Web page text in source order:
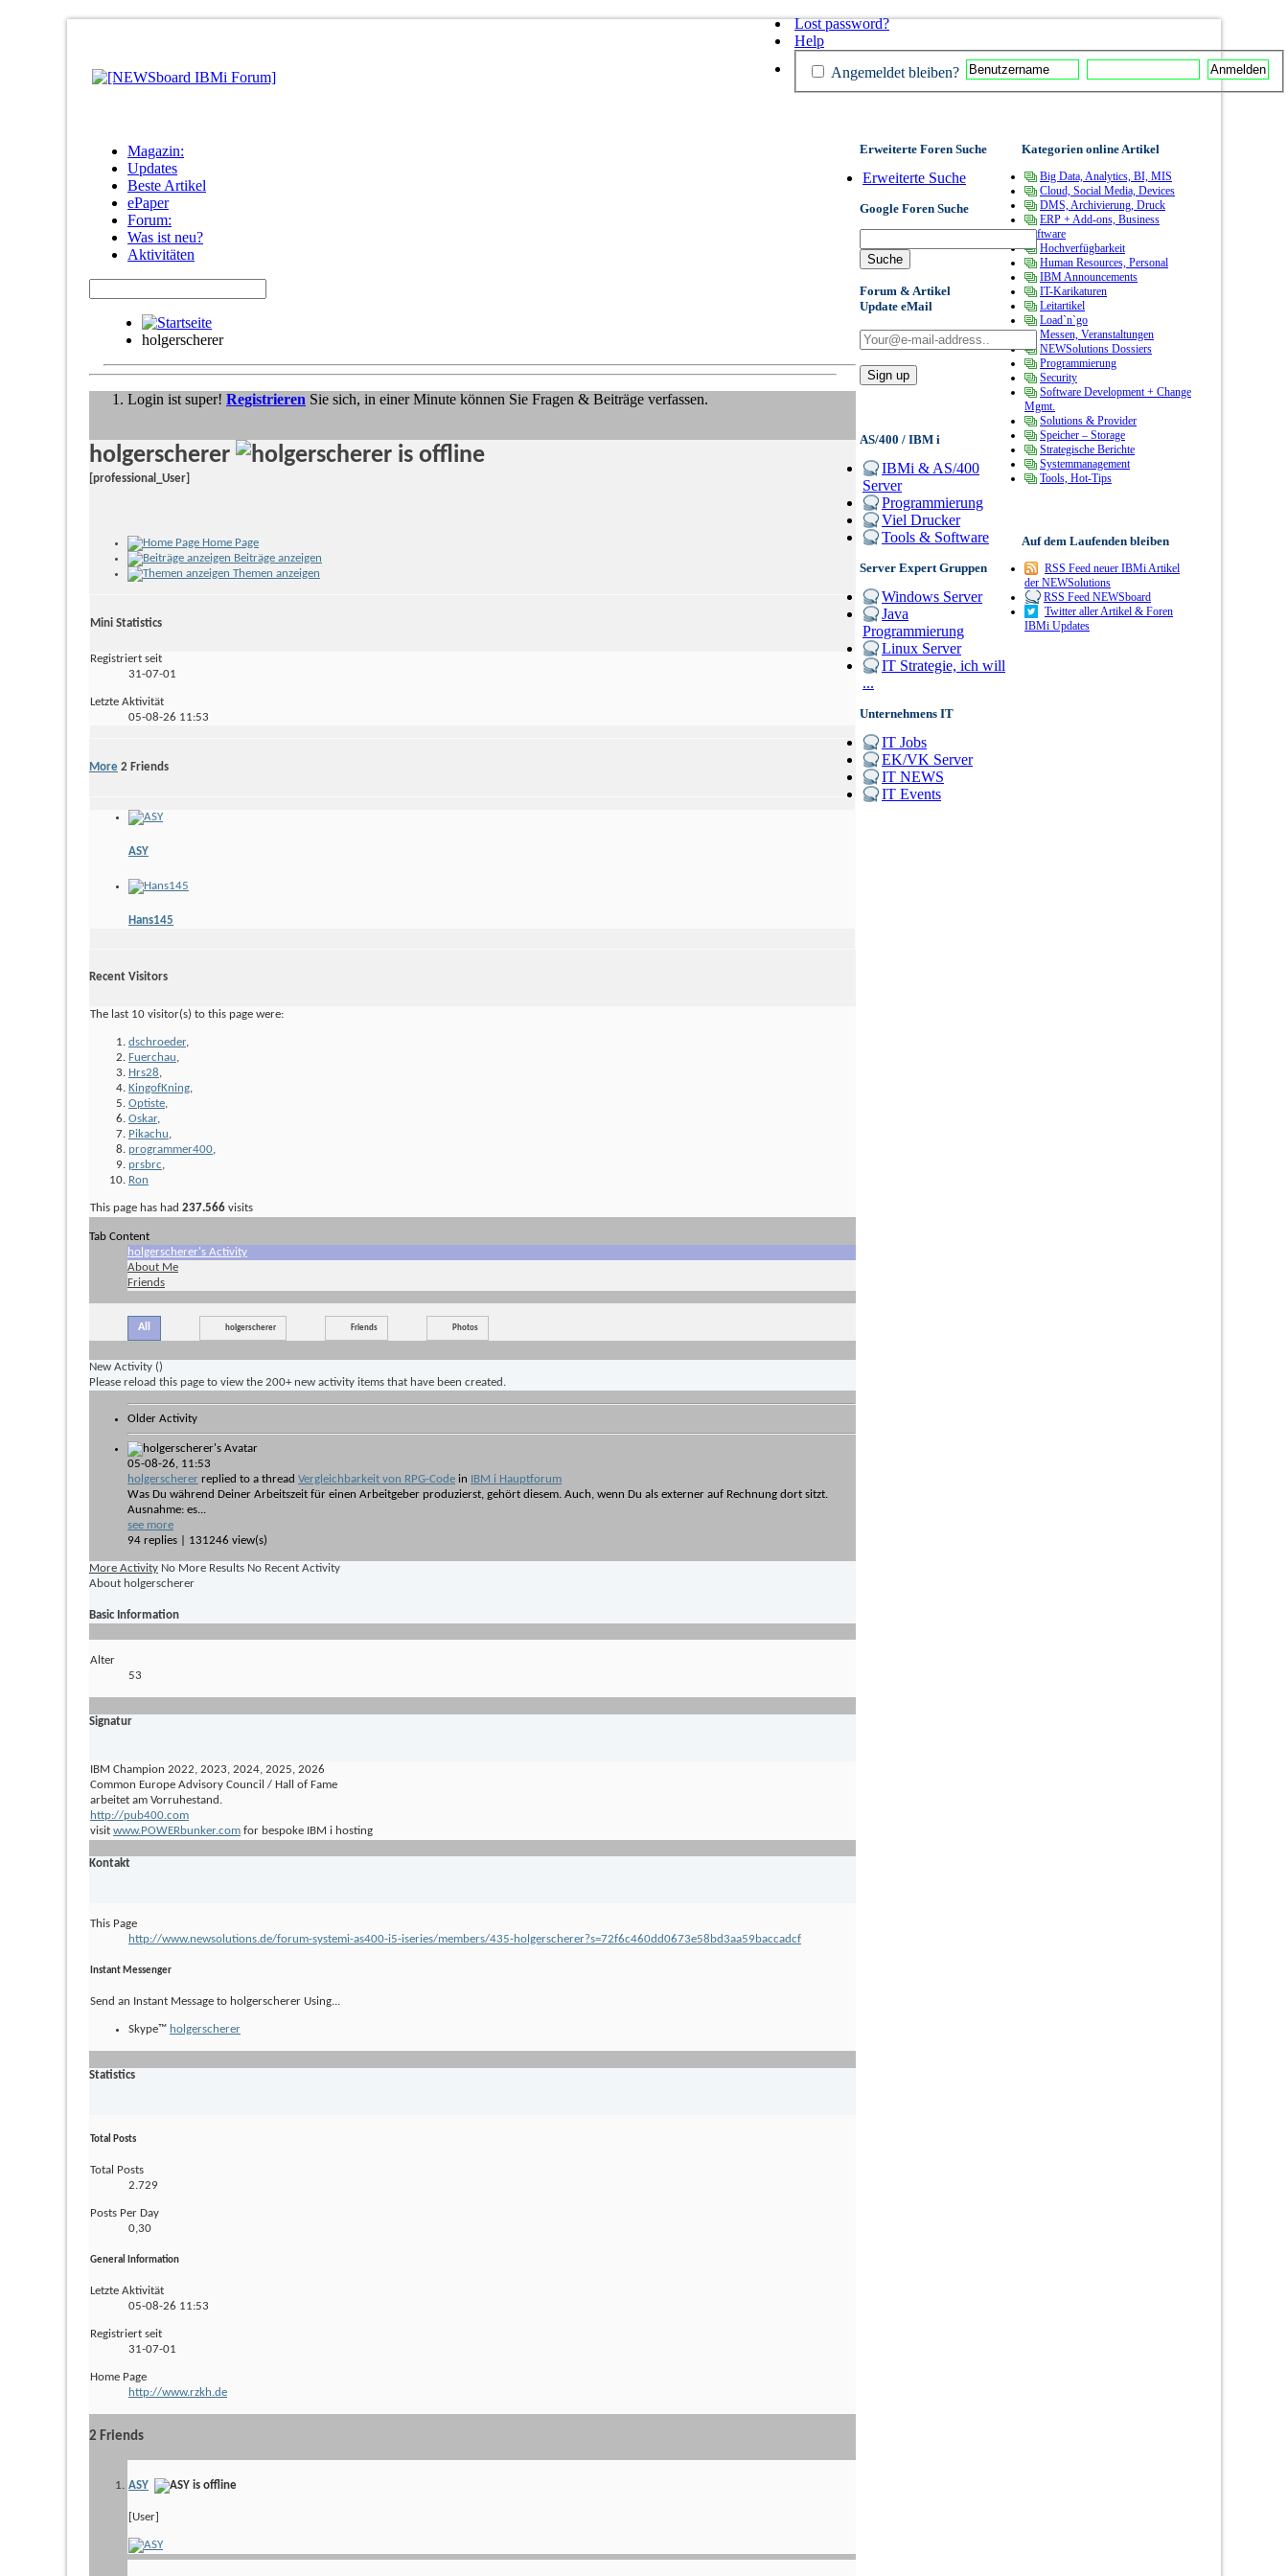
Magazin:
Updates
Beste Artikel
ePaper
Forum:
Was ist neu?
Aktivitäten
holgerscherer
Lost password?
Help
Angemeldet bleiben?
Login ist super! Registrieren Sie sich, in einer Minute können Sie Fragen & Beiträge verfassen.
holgerscherer
[professional_User]
Home Page
Beiträge anzeigen
Themen anzeigen
Mini Statistics
Registriert seit
31-07-01
Letzte Aktivität
05-08-26 11:53
More 2 Friends
ASY
Hans145
Recent Visitors
The last 10 visitor(s) to this page were:
dschroeder,
Fuerchau,
Hrs28,
KingofKning,
Optiste,
Oskar,
Pikachu,
programmer400,
prsbrc,
Ron
This page has had 237.566 visits
Tab Content
holgerscherer's Activity
About Me
Friends
All holgerscherer Friends Photos
New Activity ()
Please reload this page to view the 200+ new activity items that have been created.
Older Activity
05-08-26, 11:53
holgerscherer replied to a thread Vergleichbarkeit von RPG-Code in IBM i Hauptforum
Was Du während Deiner Arbeitszeit für einen Arbeitgeber produzierst, gehört diesem. Auch, wenn Du als externer auf Rechnung dort sitzt.
Ausnahme: es...
see more
94 replies | 131246 view(s)
More Activity No More Results No Recent Activity
About holgerscherer
Basic Information
Alter
53
Signatur
IBM Champion 2022, 2023, 2024, 2025, 2026
Common Europe Advisory Council / Hall of Fame
arbeitet am Vorruhestand.
http://pub400.com
visit www.POWERbunker.com for bespoke IBM i hosting
Kontakt
This Page
http://www.newsolutions.de/forum-systemi-as400-i5-iseries/members/435-holgerscherer?s=72f6c460dd0673e58bd3aa59baccadcf
Instant Messenger
Send an Instant Message to holgerscherer Using...
Skype™ holgerscherer
Statistics
Total Posts
Total Posts
2.729
Posts Per Day
0,30
General Information
Letzte Aktivität
05-08-26 11:53
Registriert seit
31-07-01
Home Page
http://www.rzkh.de
2 Friends
ASY
[User]
Erweiterte Foren Suche
Erweiterte Suche
Google Foren Suche
Forum & Artikel
Update eMail
AS/400 / IBM i
IBMi & AS/400
Server
Programmierung
Viel Drucker
Tools & Software
Server Expert Gruppen
Windows Server
Java
Programmierung
Linux Server
IT Strategie, ich will
...
Unternehmens IT
IT Jobs
EK/VK Server
IT NEWS
IT Events
Kategorien online Artikel
Big Data, Analytics, BI, MIS
Cloud, Social Media, Devices
DMS, Archivierung, Druck
ERP + Add-ons, Business
Software
Hochverfügbarkeit
Human Resources, Personal
IBM Announcements
IT-Karikaturen
Leitartikel
Load`n`go
Messen, Veranstaltungen
NEWSolutions Dossiers
Programmierung
Security
Software Development + Change
Mgmt.
Solutions & Provider
Speicher – Storage
Strategische Berichte
Systemmanagement
Tools, Hot-Tips
Auf dem Laufenden bleiben
RSS Feed neuer IBMi Artikel
der NEWSolutions
RSS Feed NEWSboard
Twitter aller Artikel & Foren
IBMi Updates